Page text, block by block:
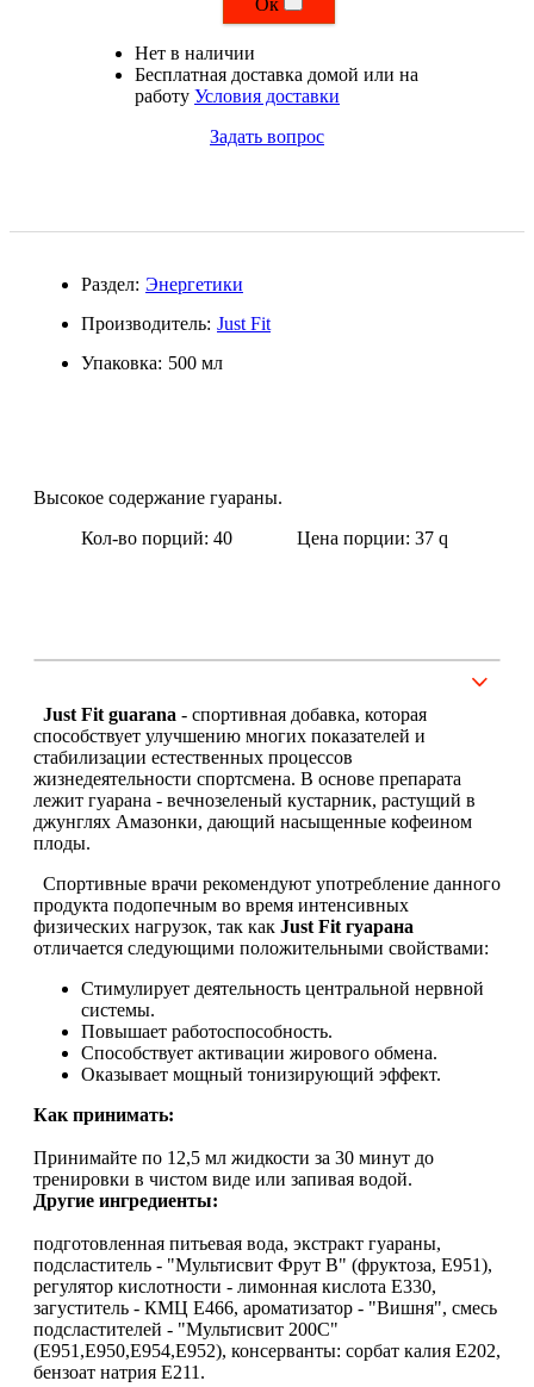
Волосы и кожа
Коэнзим Q10
Сердце и Сосуды
Коллаген
Протеин
НАЗАД
Сывороточный протеин
Казеин
Многокомпонентный и яичный протеин
Снижение веса
НАЗАД
Жиросжигатели
Карнитин
Пиколинат хрома
Нет в наличии
Бесплатная доставка домой или на
работу Условия доставки
Задать вопрос
Раздел: Энергетики
Производитель: Just Fit
Упаковка: 500 мл
Высокое содержание гуараны.
Кол-во порций: 40
Цена порции: 37 q
Just Fit guarana - спортивная добавка, которая
способствует улучшению многих показателей и
стабилизации естественных процессов
жизнедеятельности спортсмена. В основе препарата
лежит гуарана - вечнозеленый кустарник, растущий в
джунглях Амазонки, дающий насыщенные кофеином
плоды.
Спортивные врачи рекомендуют употребление данного
продукта подопечным во время интенсивных
физических нагрузок, так как Just Fit гуарана
отличается следующими положительными свойствами:
Стимулирует деятельность центральной нервной
системы.
Повышает работоспособность.
Способствует активации жирового обмена.
Оказывает мощный тонизирующий эффект.
Как принимать:
Принимайте по 12,5 мл жидкости за 30 минут до
тренировки в чистом виде или запивая водой.
Другие ингредиенты:
подготовленная питьевая вода, экстракт гуараны,
подсластитель - "Мультисвит Фрут В" (фруктоза, Е951),
регулятор кислотности - лимонная кислота Е330,
загуститель - КМЦ Е466, ароматизатор - "Вишня", смесь
подсластителей - "Мультисвит 200С"
(Е951,Е950,Е954,Е952), консерванты: сорбат калия Е202,
бензоат натрия Е211.